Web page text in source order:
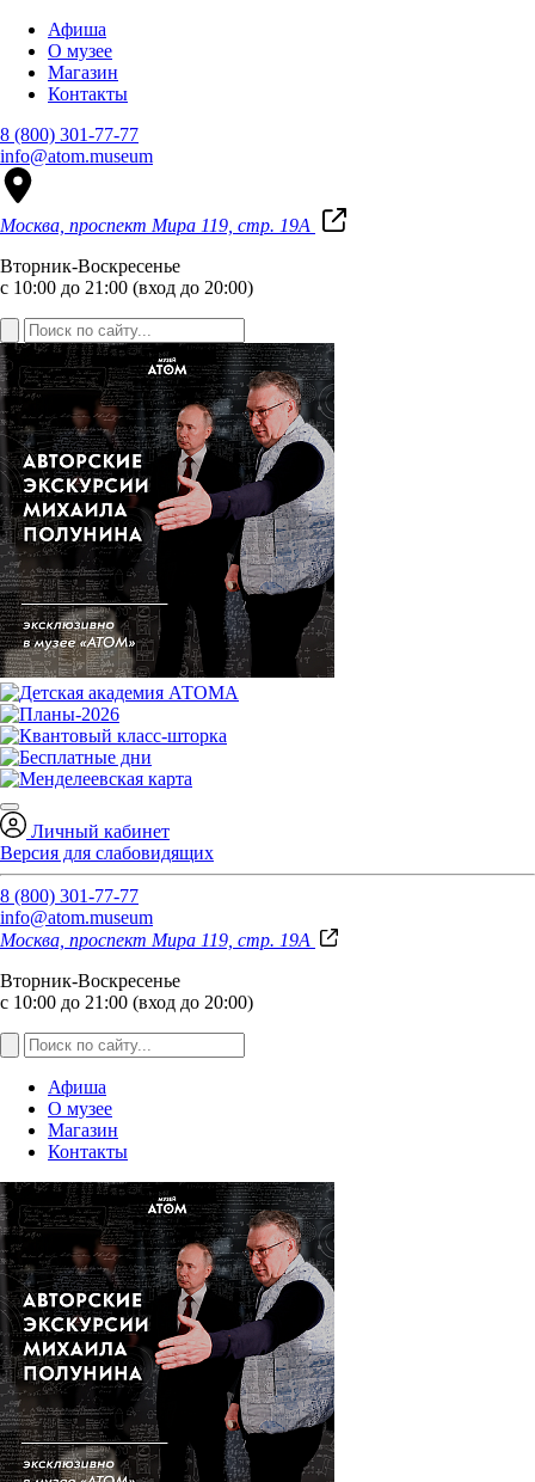
Афиша
О музее
Магазин
Контакты
8 (800) 301-77-77
info@atom.museum
Москва, проспект Мира 119, стр. 19А
Вторник-Воскресенье
с 10:00 до 21:00 (вход до 20:00)
Личный кабинет
Версия для слабовидящих
8 (800) 301-77-77
info@atom.museum
Москва, проспект Мира 119, стр. 19А
Вторник-Воскресенье
с 10:00 до 21:00 (вход до 20:00)
Афиша
О музее
Магазин
Контакты